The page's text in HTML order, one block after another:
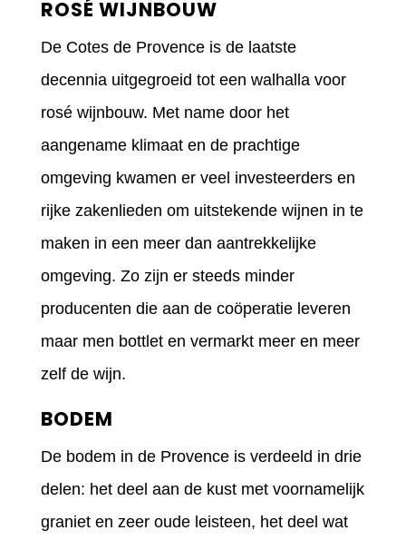
ROSÉ WIJNBOUW
De Cotes de Provence is de laatste
decennia uitgegroeid tot een walhalla voor
rosé wijnbouw. Met name door het
aangename klimaat en de prachtige
omgeving kwamen er veel investeerders en
rijke zakenlieden om uitstekende wijnen in te
maken in een meer dan aantrekkelijke
omgeving. Zo zijn er steeds minder
producenten die aan de coöperatie leveren
maar men bottlet en vermarkt meer en meer
zelf de wijn.
BODEM
De bodem in de Provence is verdeeld in drie
delen: het deel aan de kust met voornamelijk
graniet en zeer oude leisteen, het deel wat